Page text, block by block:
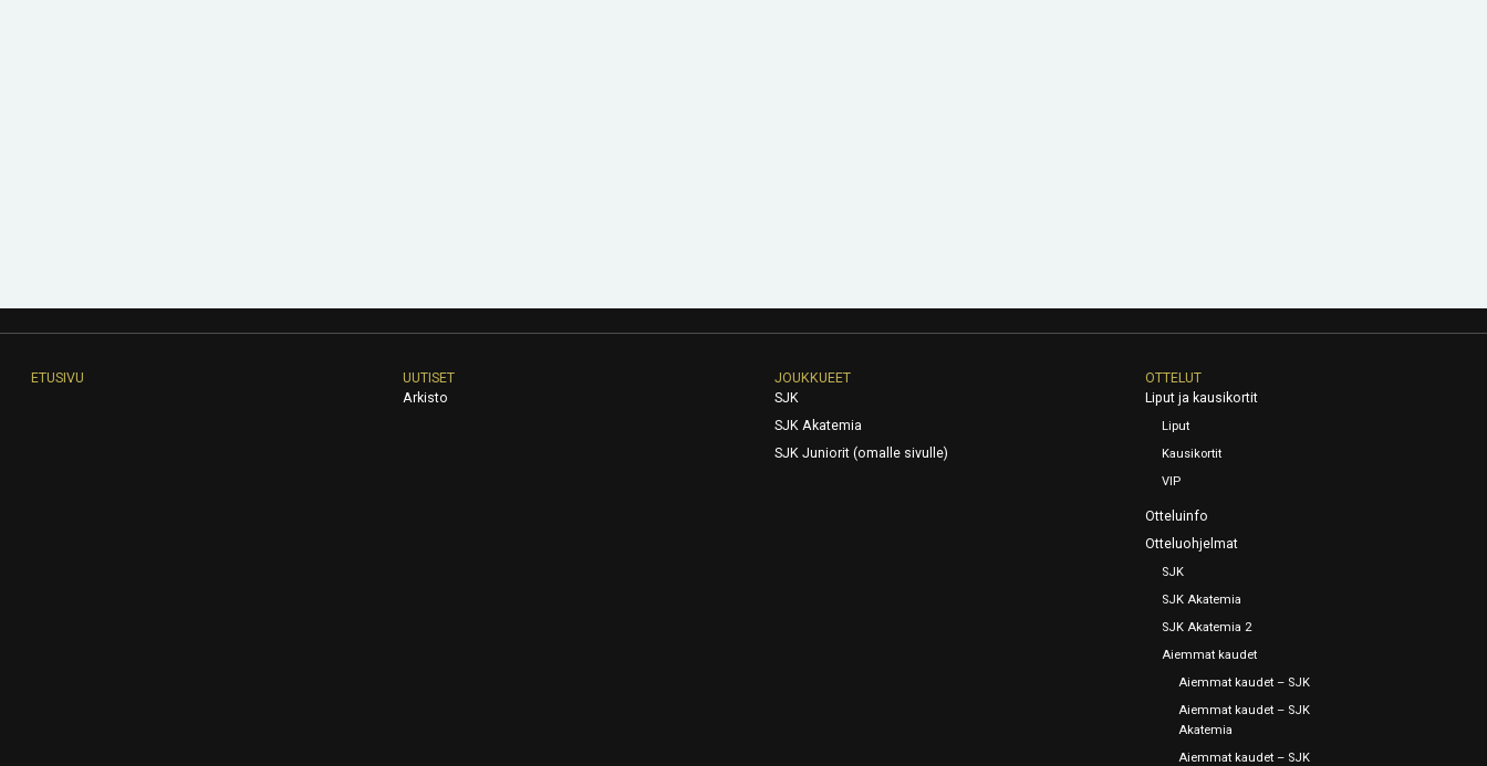
ETUSIVU
UUTISET
Arkisto
JOUKKUEET
SJK
SJK Akatemia
SJK Juniorit (omalle sivulle)
OTTELUT
Liput ja kausikortit
Liput
Kausikortit
VIP
Otteluinfo
Otteluohjelmat
SJK
SJK Akatemia
SJK Akatemia 2
Aiemmat kaudet
Aiemmat kaudet – SJK
Aiemmat kaudet – SJK
Akatemia
Aiemmat kaudet – SJK